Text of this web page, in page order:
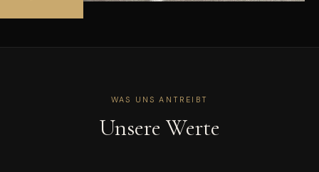
WAS UNS ANTREIBT
Unsere Werte